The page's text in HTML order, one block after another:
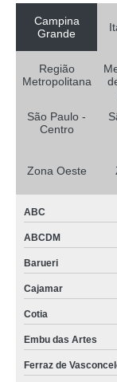
tratamento em clínica
clínica de hiperbárica
clínica de hiperbárica
tratamento em clínica
clínica de hiperbárica
Paulo
tratamento em clínica
tratamento em clínica
tratamento em clínica
tratamento em clínica
tratamento em clínica
clínica para
Campina
Grande
Região
Metropolitana
São Paulo -
Centro
Zona Oeste
ABC
ABCDM
Barueri
Cajamar
Cotia
Embu das Artes
Ferraz de